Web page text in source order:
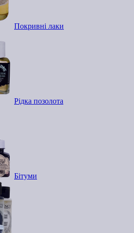
Покривні лаки
Рідка позолота
Бітуми